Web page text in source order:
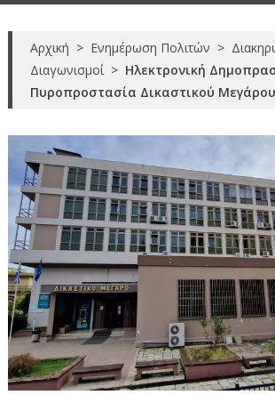
Αρχική > Ενημέρωση Πολιτών >
Διαγωνισμοί > Ηλεκτρονική
Πυροπροστασία Δικαστικού